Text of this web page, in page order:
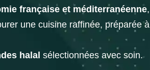
française et méditerranéenne,
une cuisine raffinée, préparée à
halal sélectionnées avec soin.